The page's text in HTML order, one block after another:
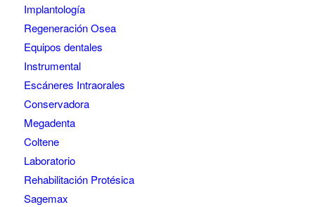
Implantología
Regeneración Osea
Equipos dentales
Instrumental
Escáneres Intraorales
Conservadora
Megadenta
Coltene
Laboratorio
Rehabilitación Protésica
Sagemax